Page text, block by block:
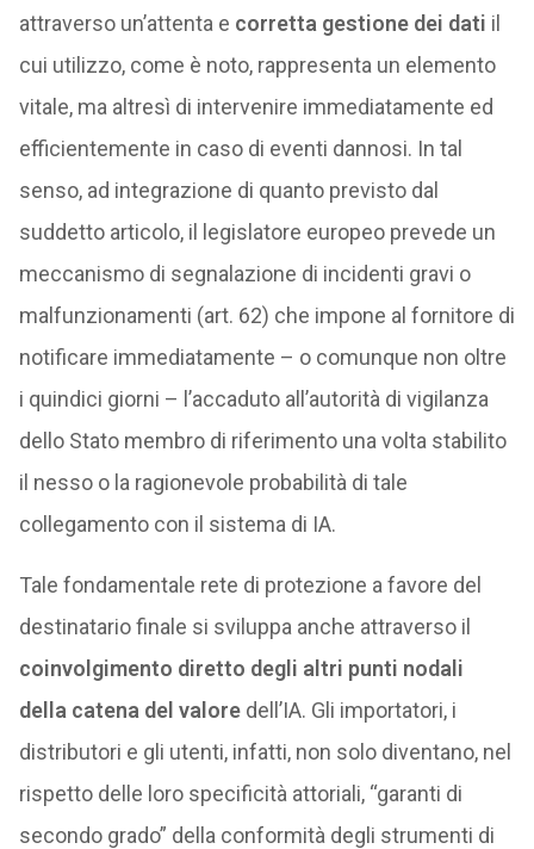
attraverso un’attenta e corretta gestione dei dati il
cui utilizzo, come è noto, rappresenta un elemento
vitale, ma altresì di intervenire immediatamente ed
efficientemente in caso di eventi dannosi. In tal
senso, ad integrazione di quanto previsto dal
suddetto articolo, il legislatore europeo prevede un
meccanismo di segnalazione di incidenti gravi o
malfunzionamenti (art. 62) che impone al fornitore di
notificare immediatamente – o comunque non oltre
i quindici giorni – l’accaduto all’autorità di vigilanza
dello Stato membro di riferimento una volta stabilito
il nesso o la ragionevole probabilità di tale
collegamento con il sistema di IA.
Tale fondamentale rete di protezione a favore del
destinatario finale si sviluppa anche attraverso il
coinvolgimento diretto degli altri punti nodali
della catena del valoredell’IA. Gli importatori, i
distributori e gli utenti, infatti, non solo diventano, nel
rispetto delle loro specificità attoriali, “garanti di
secondo grado” della conformità degli strumenti di